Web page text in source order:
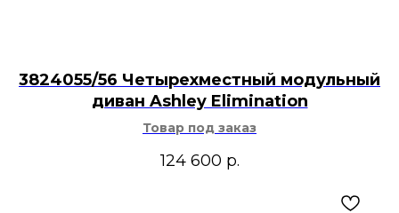
3824055/56 Четырехместный модульный
диван Ashley Elimination
Товар под заказ
124 600 р.